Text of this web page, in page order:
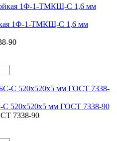
1Ф-1-ТМКЩ-С 1,6 мм
90
520х520х5 мм ГОСТ 7338-90
7338-90